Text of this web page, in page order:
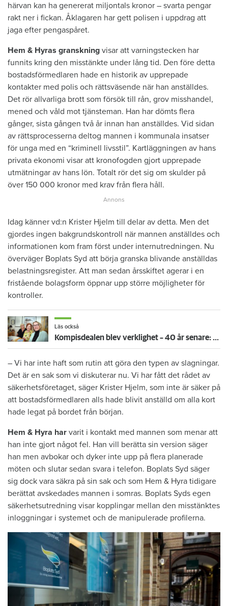
härvan kan ha genererat miljontals kronor – svarta pengar
rakt ner i fickan. Åklagaren har gett polisen i uppdrag att
jaga efter pengaspåret.
Hem & Hyras granskning visar att varningstecken har
funnits kring den misstänkte under lång tid. Den före detta
bostadsförmedlaren hade en historik av upprepade
kontakter med polis och rättsväsende när han anställdes.
Det rör allvarliga brott som försök till rån, grov misshandel,
mened och våld mot tjänsteman. Han har dömts flera
gånger, sista gången två år innan han anställdes. Vid sidan
av rättsprocesserna deltog mannen i kommunala insatser
för unga med en “kriminell livsstil”. Kartläggningen av hans
privata ekonomi visar att kronofogden gjort upprepade
utmätningar av hans lön. Totalt rör det sig om skulder på
över 150 000 kronor med krav från flera håll.
Idag känner vd:n Krister Hjelm till delar av detta. Men det
gjordes ingen bakgrundskontroll när mannen anställdes och
informationen kom fram först under internutredningen. Nu
överväger Boplats Syd att börja granska blivande anställdas
belastningsregister. Att man sedan årsskiftet agerar i en
fristående bolagsform öppnar upp större möjligheter för
kontroller.
Läs också
Kompisdealen blev verklighet – 40 år senare: "Flera fina fördelar med att dela bostad"
– Vi har inte haft som rutin att göra den typen av slagningar.
Det är en sak som vi diskuterar nu. Vi har fått det rådet av
säkerhetsföretaget, säger Krister Hjelm, som inte är säker på
att bostadsförmedlaren alls hade blivit anställd om alla kort
hade legat på bordet från början.
Hem & Hyra har varit i kontakt med mannen som menar att
han inte gjort något fel. Han vill berätta sin version säger
han men avbokar och dyker inte upp på flera planerade
möten och slutar sedan svara i telefon. Boplats Syd säger
sig dock vara säkra på sin sak och som Hem & Hyra tidigare
berättat avskedades mannen i somras. Boplats Syds egen
säkerhetsutredning visar kopplingar mellan den misstänktes
inloggningar i systemet och de manipulerade profilerna.